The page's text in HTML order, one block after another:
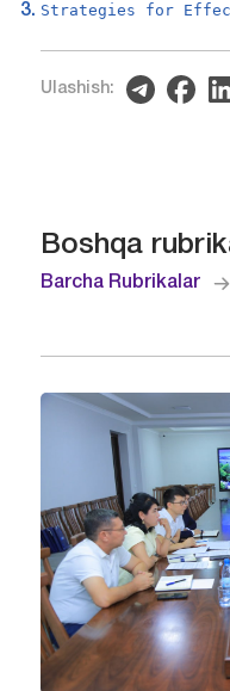
Strategies for
Ulashish:
Boshqa
Barcha Rubrikalar